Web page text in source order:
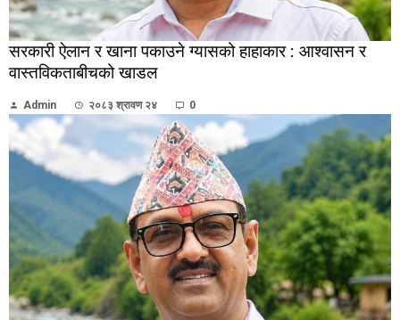
सरकारी ऐलान र खाना पकाउने ग्यासको हाहाकार : आश्वासन र
वास्तविकताबीचको खाडल
Admin २०८३ श्रावण २४ 0